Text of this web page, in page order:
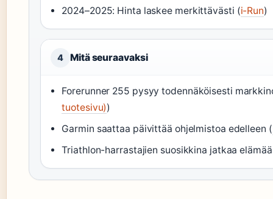
2024–2025: Hinta laskee merkittävästi (i-Run)
4 Mitä seuraavaksi
Forerunner 255 pysyy todennäköisesti
tuotesivu))
Garmin saattaa päivittää ohjelmistoa edelleen (
Triathlon-harrastajien suosikkina jatkaa